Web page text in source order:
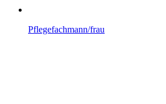
Pflegefachmann/frau